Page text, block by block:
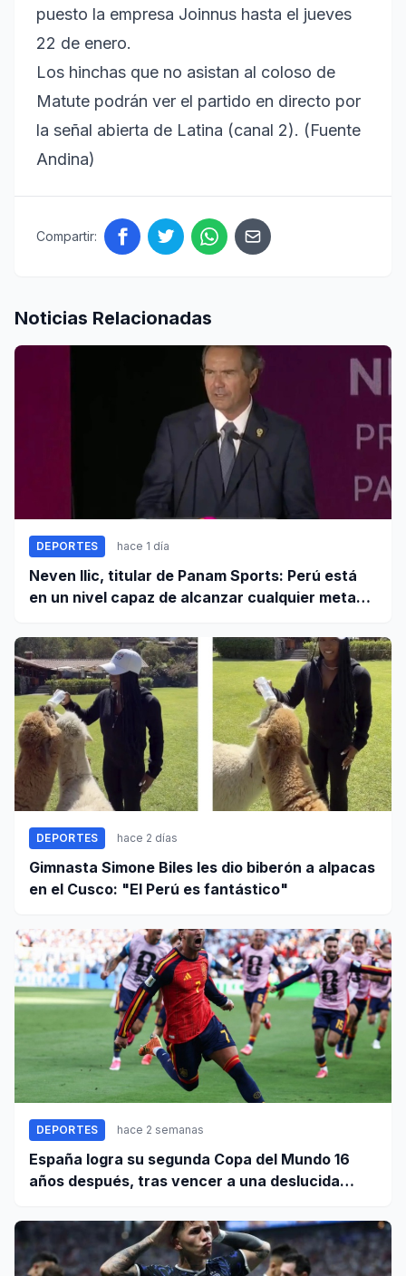
puesto la empresa Joinnus hasta el jueves
22 de enero.
Los hinchas que no asistan al coloso de
Matute podrán ver el partido en directo por
la señal abierta de Latina (canal 2). (Fuente
Andina)
Compartir:
Noticias Relacionadas
DEPORTES hace 1 día
Neven Ilic, titular de Panam Sports: Perú está
en un nivel capaz de alcanzar cualquier meta
DEPORTES hace 2 días
Gimnasta Simone Biles les dio biberón a alpacas
en el Cusco: "El Perú es fantástico"
DEPORTES hace 2 semanas
España logra su segunda Copa del Mundo 16
años después, tras vencer a una deslucida